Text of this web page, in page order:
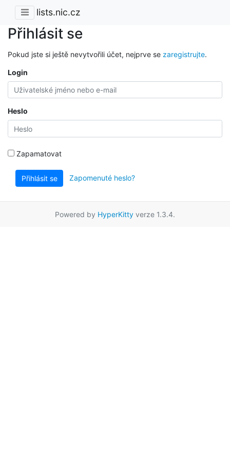
lists.nic.cz
Přihlásit se
Pokud jste si ještě nevytvořili účet, nejprve se zaregistrujte.
Login
Heslo
Zapamatovat
Přihlásit se Zapomenuté heslo?
Powered by HyperKitty verze 1.3.4.